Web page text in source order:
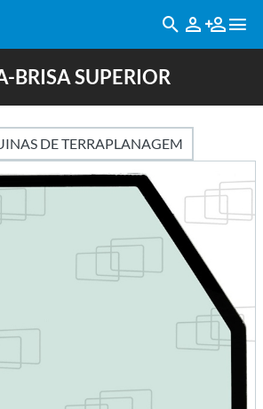
BRISA SUPERIOR
DE TERRAPLANAGEM